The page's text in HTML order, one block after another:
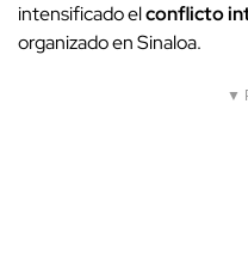
intensificado elconflicto
organizado en Sinaloa.
▼